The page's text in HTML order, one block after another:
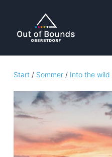
Start/ Sommer/ Into the wild